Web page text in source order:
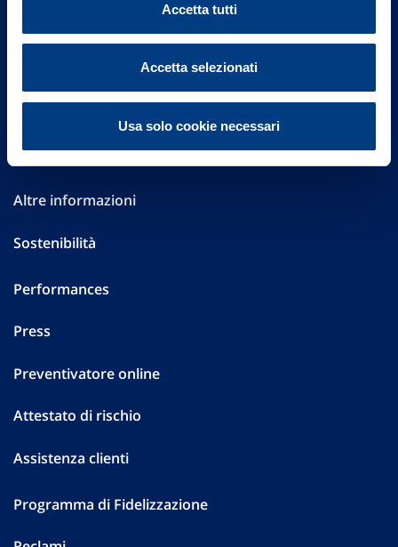
Accetta tutti
Accetta selezionati
Usa solo cookie necessari
Part. IVA 01329510158
Altre informazioni
Sostenibilità
Performances
Press
Preventivatore online
Attestato di rischio
Assistenza clienti
Programma di Fidelizzazione